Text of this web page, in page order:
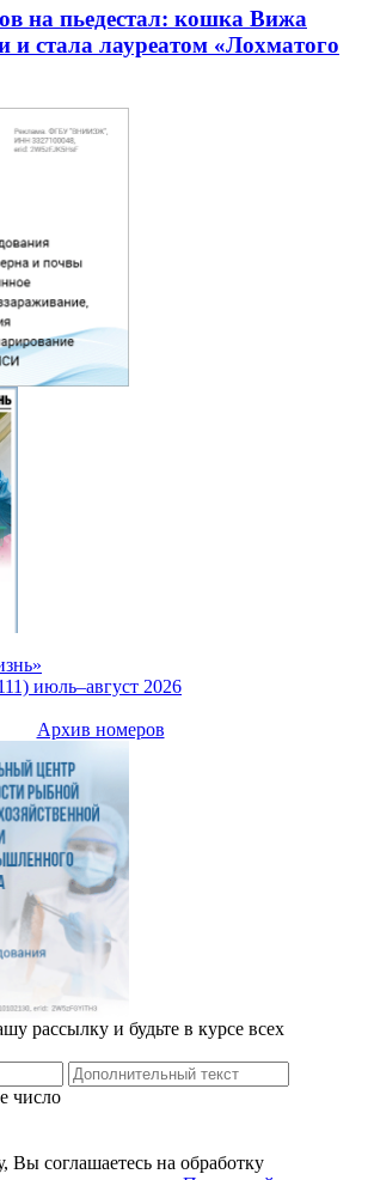
на пьедестал: кошка Вижа
стала лауреатом «Лохматого
июль–август 2026
Архив номеров
рассылку и будьте в курсе всех
число
Вы соглашаетесь на обработку